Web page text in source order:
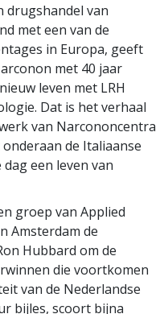
drugshandel van
met een van de
in Europa, geeft
met 40 jaar
leven met LRH
Dat is het verhaal
van Narcononcentra
de Italiaanse
een leven van
groep van Applied
Amsterdam de
Hubbard om de
die voortkomen
van de Nederlandse
bijles, scoort bijna